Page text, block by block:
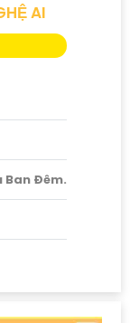
AI
Ban Ðêm.